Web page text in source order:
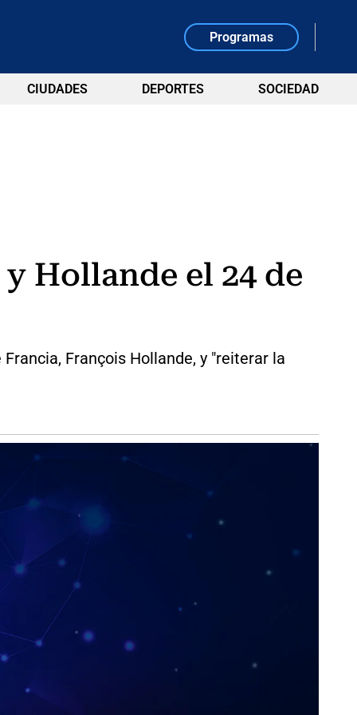
Programas
CIUDADES DEPORTES SOCIEDAD
Hollande el 24 de
François Hollande, y "reiterar la